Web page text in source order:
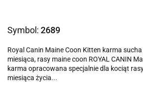
Symbol: 2689
Royal Canin Maine Coon Kitten karma
miesiąca, rasy maine coon ROYAL CANIN
karma opracowana specjalnie dla kociąt
miesiąca życia...